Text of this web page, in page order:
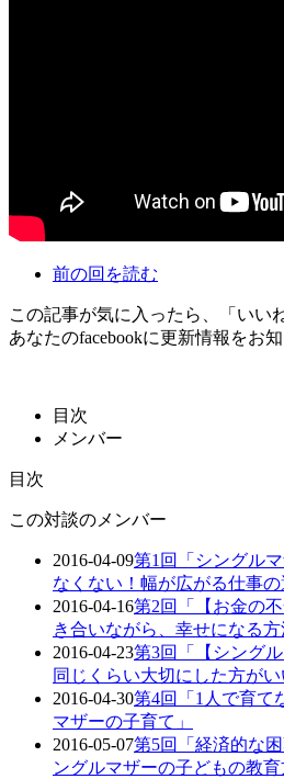
前の回を読む
この記事が気に入ったら、「いい
あなたのfacebookに更新情報をお知
目次
メンバー
目次
この対談のメンバー
2016-04-09第1回「シングル
なくない！幅が広がる仕事の
2016-04-16第2回「【お金の
き合いながら、幸せになる方
2016-04-23第3回「【シング
同じくらい大切にした方がい
2016-04-30第4回「1人で育て
マザーの子育て」
2016-05-07第5回「経済的な
ングルマザーの子どもの教育